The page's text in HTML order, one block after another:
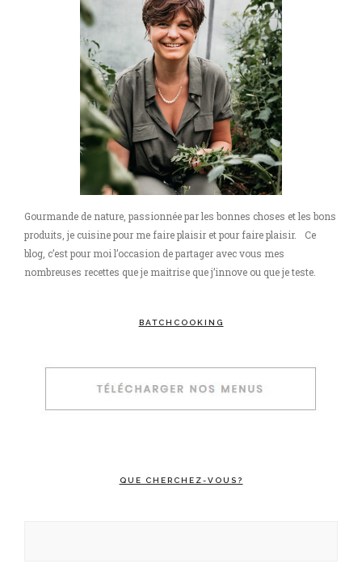
Gourmande de nature, passionnée par les bonnes choses et les bons
produits, je cuisine pour me faire plaisir et pour faire plaisir. Ce
blog, c’est pour moi l’occasion de partager avec vous mes
nombreuses recettes que je maitrise que j’innove ou que je teste.
BATCHCOOKING
QUE CHERCHEZ-VOUS?